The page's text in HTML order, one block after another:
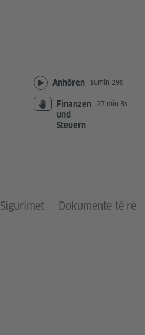
Anhören 16min 29s
Finanzen
und
Steuern
27 min 8s
Sigurimet Dokumente të